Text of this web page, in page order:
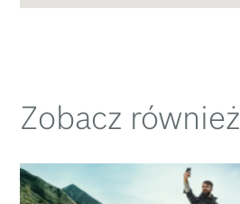
Zobacz również